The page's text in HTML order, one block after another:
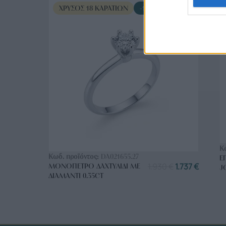
ΧΡΥΣΌΣ 18 ΚΑΡΑΤΊΩΝ -10%
Κωδ. προϊόντος: DA021655.27
ΜΟΝΌΠΕΤΡΟ ΔΑΧΤΥΛΊΔΙ ΜΕ
ΔΙΑΜΆΝΤΙ 0.35CT
1.737€